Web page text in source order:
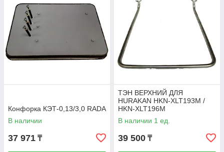
Конфорка КЭТ-0,13/3,0 RADA
В наличии
37 971 ₸
ТЭН ВЕРХНИЙ ДЛЯ
HURAKAN HKN-XLT193M /
HKN-XLT196M
В наличии 1 ед.
39 500 ₸